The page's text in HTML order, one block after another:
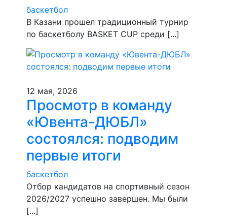
баскетбол
В Казани прошел традиционный турнир
по баскетболу BASKET CUP среди [...]
12 мая, 2026
Просмотр в команду
«Ювента-ДЮБЛ»
состоялся: подводим
первые итоги
баскетбол
​Отбор кандидатов на спортивный сезон
2026/2027 успешно завершен. Мы были
[...]